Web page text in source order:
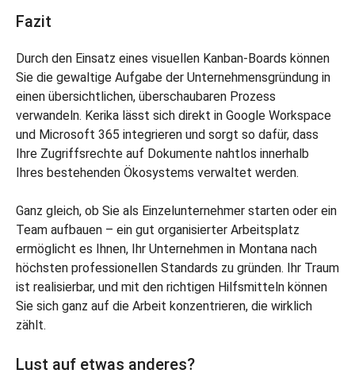
Fazit
Durch den Einsatz eines visuellen Kanban-Boards können
Sie die gewaltige Aufgabe der Unternehmensgründung in
einen übersichtlichen, überschaubaren Prozess
verwandeln. Kerika lässt sich direkt in Google Workspace
und Microsoft 365 integrieren und sorgt so dafür, dass
Ihre Zugriffsrechte auf Dokumente nahtlos innerhalb
Ihres bestehenden Ökosystems verwaltet werden.
Ganz gleich, ob Sie als Einzelunternehmer starten oder ein
Team aufbauen – ein gut organisierter Arbeitsplatz
ermöglicht es Ihnen, Ihr Unternehmen in Montana nach
höchsten professionellen Standards zu gründen. Ihr Traum
ist realisierbar, und mit den richtigen Hilfsmitteln können
Sie sich ganz auf die Arbeit konzentrieren, die wirklich
zählt.
Lust auf etwas anderes?